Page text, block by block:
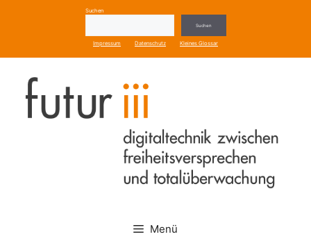
Suchen
Suchen
Impressum Datenschutz Kleines Glossar
Menü